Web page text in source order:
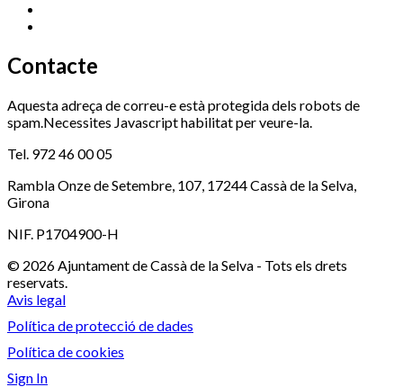
Contacte
Aquesta adreça de correu-e està protegida dels robots de
spam.Necessites Javascript habilitat per veure-la.
Tel. 972 46 00 05
Rambla Onze de Setembre, 107, 17244 Cassà de la Selva,
Girona
NIF. P1704900-H
© 2026 Ajuntament de Cassà de la Selva - Tots els drets
reservats.
Avis legal
Política de protecció de dades
Política de cookies
Sign In